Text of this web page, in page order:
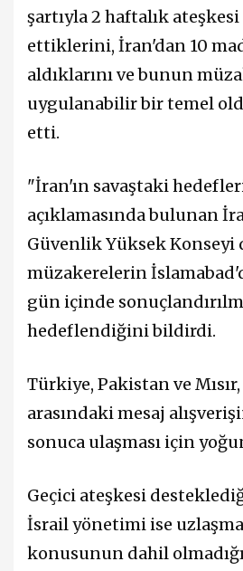
şartıyla 2 haftalık
ettiklerini, İran'dan 10
aldıklarını ve bunun
uygulanabilir bir temel
etti.
"İran'ın savaştaki
açıklamasında bulunan
Güvenlik Yüksek Konseyi
müzakerelerin
gün içinde
hedeflendiğini bildirdi.
Türkiye, Pakistan ve
arasındaki mesaj
sonuca ulaşması için
Geçici ateşkesi
İsrail yönetimi ise
konusunun dahil